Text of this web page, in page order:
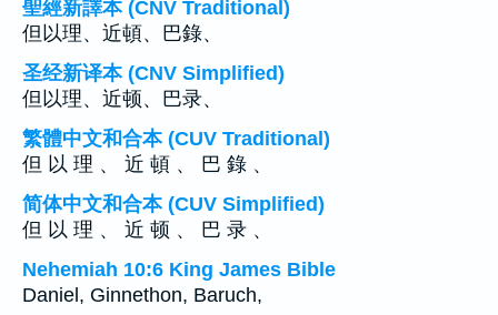
聖經新譯本 (CNV Traditional)
但以理、近頓、巴錄、
圣经新译本 (CNV Simplified)
但以理、近顿、巴录、
繁體中文和合本 (CUV Traditional)
但 以 理 、 近 頓 、 巴 錄 、
简体中文和合本 (CUV Simplified)
但 以 理 、 近 顿 、 巴 录 、
Nehemiah 10:6 King James Bible
Daniel, Ginnethon, Baruch,